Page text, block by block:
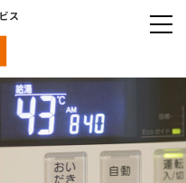
ス